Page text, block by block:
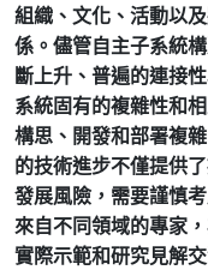
組織、文化、活動以
係。儘管自主子系統
斷上升、普遍的連接
系統固有的複雜性和
構思、開發和部署複
的技術進步不僅提供
發展風險，需要謹慎
來自不同領域的專家
實際示範和研究見解